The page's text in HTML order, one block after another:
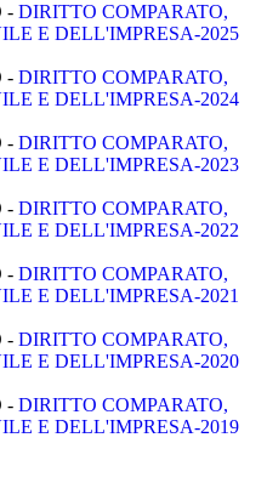
- DIRITTO COMPARATO,
E DELL'IMPRESA-2025
- DIRITTO COMPARATO,
E DELL'IMPRESA-2024
- DIRITTO COMPARATO,
E DELL'IMPRESA-2023
- DIRITTO COMPARATO,
E DELL'IMPRESA-2022
- DIRITTO COMPARATO,
E DELL'IMPRESA-2021
- DIRITTO COMPARATO,
E DELL'IMPRESA-2020
- DIRITTO COMPARATO,
E DELL'IMPRESA-2019